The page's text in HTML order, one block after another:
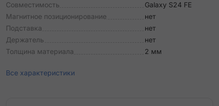
Совместимость
Galaxy S24 FE
Магнитное позиционирование
нет
Подставка
нет
Держатель
нет
Толщина материала
2 мм
Все характеристики